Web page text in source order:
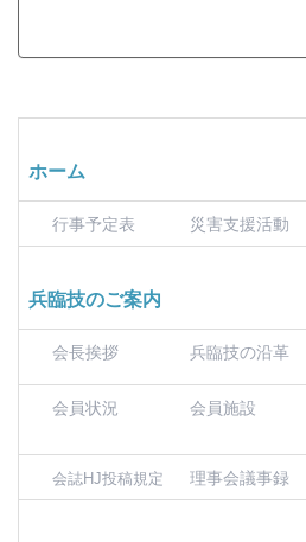
ホーム
行事予定表 災害支援活動
兵臨技のご案内
会長挨拶 兵臨技の沿革
会員状況 会員施設
会誌HJ投稿規定 理事会議事録